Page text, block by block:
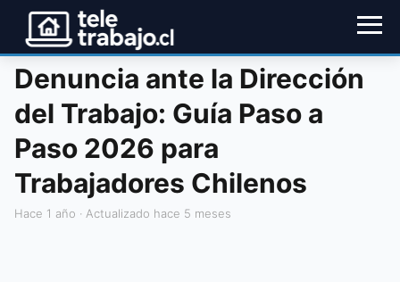
Denuncia ante la Dirección
del Trabajo: Guía Paso a
Paso 2026 para
Trabajadores Chilenos
hace 1 año · Actualizado hace 5 meses